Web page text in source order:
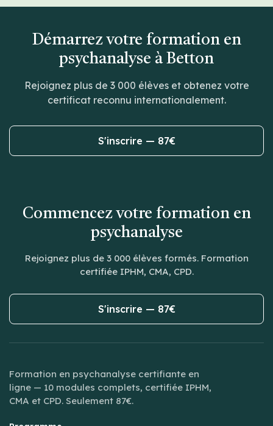
Démarrez votre formation en
psychanalyse à Betton
Rejoignez plus de 3 000 élèves et obtenez votre
certificat reconnu internationalement.
S'inscrire — 87€
Commencez votre formation en
psychanalyse
Rejoignez plus de 3 000 élèves formés. Formation
certifiée IPHM, CMA, CPD.
S'inscrire — 87€
Formation en psychanalyse certifiante en
ligne — 10 modules complets, certifiée IPHM,
CMA et CPD. Seulement 87€.